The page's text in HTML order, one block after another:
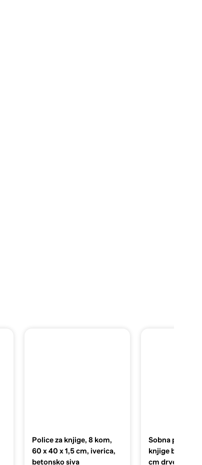
Police za knjige, 8 kom,
60 x 40 x 1,5 cm, iverica,
betonsko siva
Sobna
knjige bijeli
cm drveni